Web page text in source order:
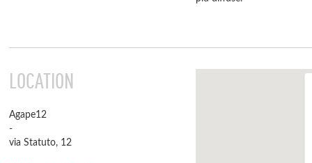
LOCATION
Agape12
-
via Statuto, 12